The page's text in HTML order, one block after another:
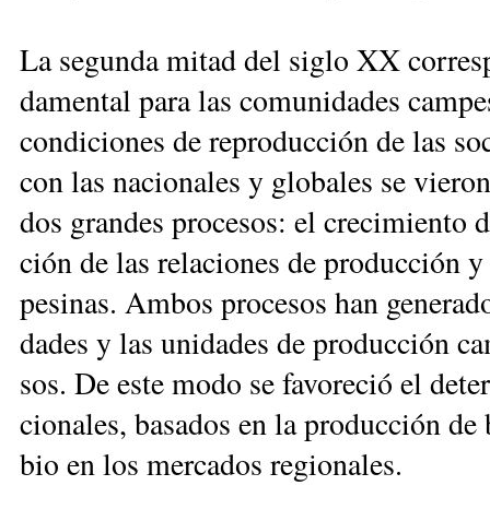
La se­gun­da mi­tad del si­glo XX
da­men­tal pa­ra las co­mu­ni­da­des
con­di­cio­nes de re­pro­duc­ción de las
con las na­cio­na­les y glo­ba­les se
dos gran­des pro­ce­sos: el
ción de las re­la­cio­nes de pro­duc­ción
pe­si­nas. Am­bos pro­ce­sos han
da­des y las uni­da­des de pro­duc­ción
sos. De es­te mo­do se fa­vo­re­ció el
cio­na­les, ba­sa­dos en la pro­duc­ción
bio en los mer­ca­dos re­gio­na­les.